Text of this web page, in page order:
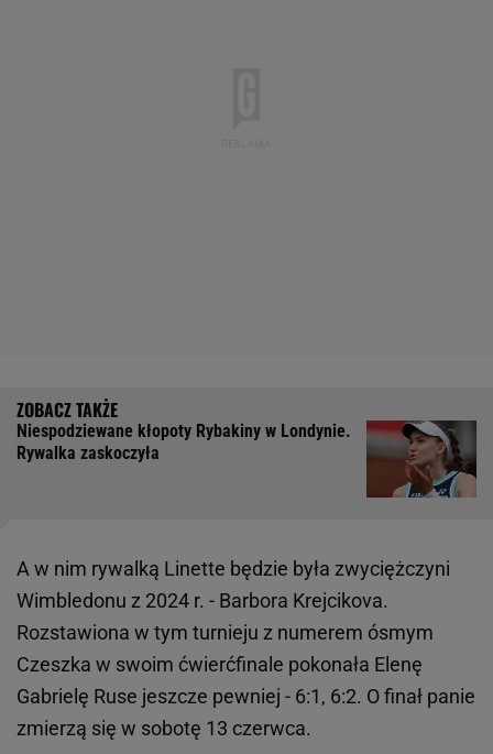
Niespodziewane kłopoty Rybakiny w Londynie.
Rywalka zaskoczyła
A w nim rywalką Linette będzie była zwyciężczyni
Wimbledonu z 2024 r. - Barbora Krejcikova.
Rozstawiona w tym turnieju z numerem ósmym
Czeszka w swoim ćwierćfinale pokonała Elenę
Gabrielę Ruse jeszcze pewniej - 6:1, 6:2. O finał panie
zmierzą się w sobotę 13 czerwca.